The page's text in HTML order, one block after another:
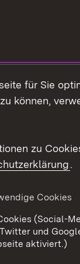
Cookies
für Sie
können,
zu
.
Cookies
(Social-
und
aktiviert.)